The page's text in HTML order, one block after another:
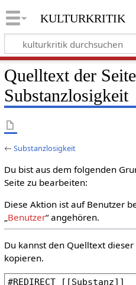
kulturkritik
Quelltext der Seite
Substanzlosigkeit
←Substanzlosigkeit
Du bist aus dem folgenden
Seite zu bearbeiten:
Diese Aktion ist auf Benutzer
„Benutzer“ angehören.
Du kannst den Quelltext
kopieren.